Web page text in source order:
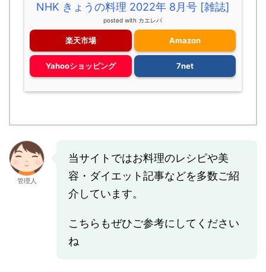
NHK きょうの料理 2022年 8月号 [雑誌]
posted with カエレバ
楽天市場 Amazon
Yahooショッピング 7net
管理人
当サイトではお料理のレシピや美
容・ダイエット記事などを多数ご紹
介しています。
こちらもぜひご参考にしてください
ね